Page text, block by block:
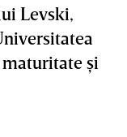
Levski,
maturitate şi